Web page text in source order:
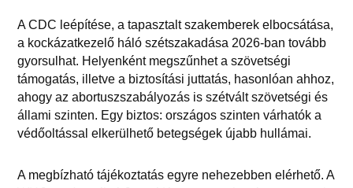
A CDC leépítése, a tapasztalt szakemberek elbocsátása,
a kockázatkezelő háló szétszakadása 2026-ban tovább
gyorsulhat. Helyenként megszűnhet a szövetségi
támogatás, illetve a biztosítási juttatás, hasonlóan ahhoz,
ahogy az abortuszszabályozás is szétvált szövetségi és
állami szinten. Egy biztos: országos szinten várhatók a
védőoltással elkerülhető betegségek újabb hullámai.
A megbízható tájékoztatás egyre nehezebben elérhető. A